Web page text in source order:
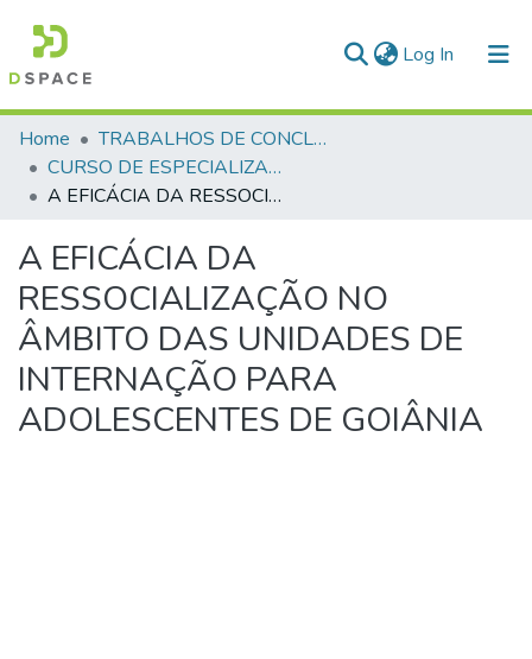
Log In (current)
Communities & Collections
All of DSpace
Home
TRABALHOS DE CONCLUSÃO DE CURSO - CAESP (CURSO DE ESPECIALIZAÇÃO EM ALTOS ESTUDOS EM SEGURANÇA PÚBLICA)
CURSO DE ESPECIALIZAÇÃO EM ALTOS ESTUDOS EM SEGURANÇA PÚBLICA - CAESP - 2017
A EFICÁCIA DA RESSOCIALIZAÇÃO NO ÂMBITO DAS UNIDADES DE INTERNAÇÃO PARA ADOLESCENTES DE GOIÂNIA
A EFICÁCIA DA
RESSOCIALIZAÇÃO NO
ÂMBITO DAS UNIDADES DE
INTERNAÇÃO PARA
ADOLESCENTES DE GOIÂNIA